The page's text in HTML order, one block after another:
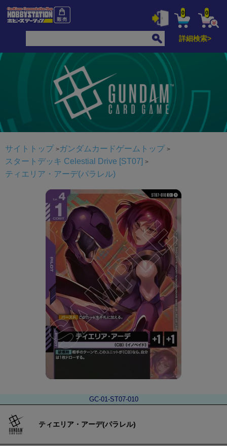
0 0
詳細検索>
サイトトップ
ガンダムカードゲームトップ
スタートデッキ Celestial Drive [ST07]
ティエリア・アーデ(パラレル)
GC-01-ST07-010
ティエリア・アーデ(パラレル)